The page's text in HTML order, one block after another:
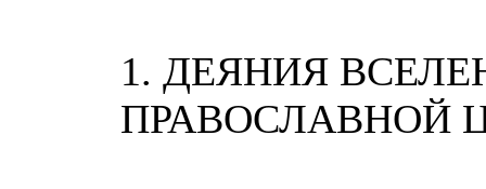
1. ДЕЯНИЯ
ПРАВОСЛАВНОЙ